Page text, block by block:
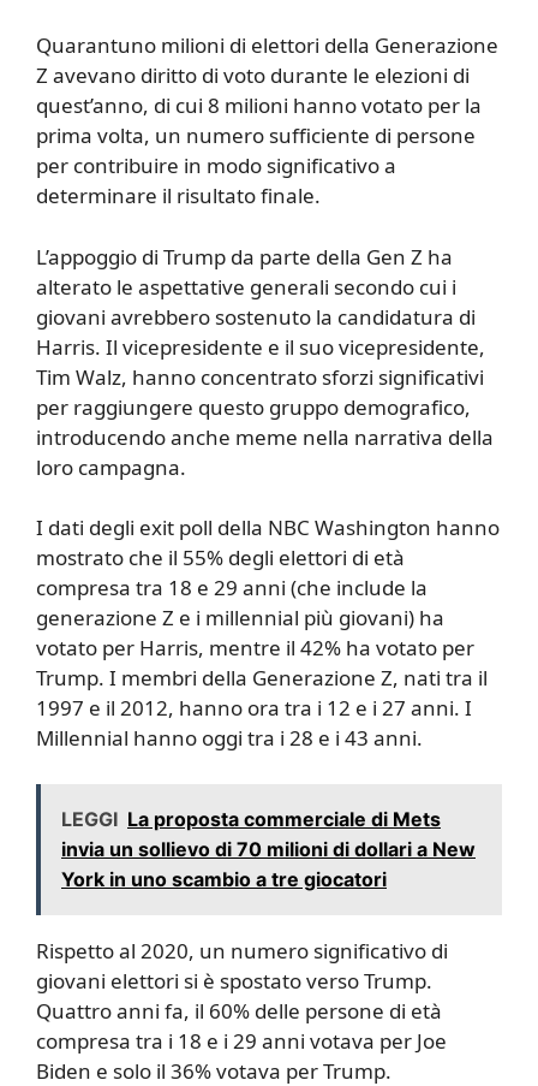
Quarantuno milioni di elettori della Generazione
Z avevano diritto di voto durante le elezioni di
quest’anno, di cui 8 milioni hanno votato per la
prima volta, un numero sufficiente di persone
per contribuire in modo significativo a
determinare il risultato finale.
L’appoggio di Trump da parte della Gen Z ha
alterato le aspettative generali secondo cui i
giovani avrebbero sostenuto la candidatura di
Harris. Il vicepresidente e il suo vicepresidente,
Tim Walz, hanno concentrato sforzi significativi
per raggiungere questo gruppo demografico,
introducendo anche meme nella narrativa della
loro campagna.
I dati degli exit poll della NBC Washington hanno
mostrato che il 55% degli elettori di età
compresa tra 18 e 29 anni (che include la
generazione Z e i millennial più giovani) ha
votato per Harris, mentre il 42% ha votato per
Trump. I membri della Generazione Z, nati tra il
1997 e il 2012, hanno ora tra i 12 e i 27 anni. I
Millennial hanno oggi tra i 28 e i 43 anni.
LEGGI La proposta commerciale di Mets
invia un sollievo di 70 milioni di dollari a New
York in uno scambio a tre giocatori
Rispetto al 2020, un numero significativo di
giovani elettori si è spostato verso Trump.
Quattro anni fa, il 60% delle persone di età
compresa tra i 18 e i 29 anni votava per Joe
Biden e solo il 36% votava per Trump.